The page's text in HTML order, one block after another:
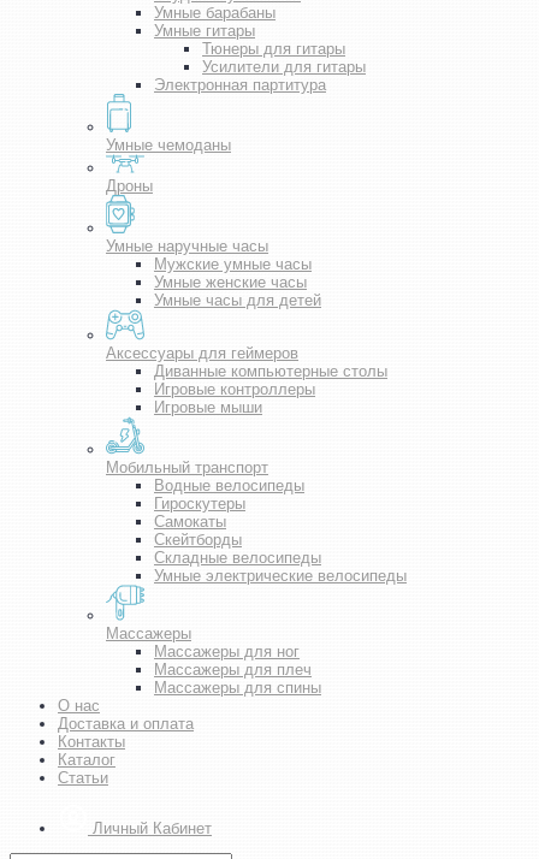
Умные барабаны
Умные гитары
Тюнеры для гитары
Усилители для гитары
Электронная партитура
Умные чемоданы
Дроны
Умные наручные часы
Мужские умные часы
Умные женские часы
Умные часы для детей
Аксессуары для геймеров
Диванные компьютерные столы
Игровые контроллеры
Игровые мыши
Мобильный транспорт
Водные велосипеды
Гироскутеры
Самокаты
Скейтборды
Складные велосипеды
Умные электрические велосипеды
Массажеры
Массажеры для ног
Массажеры для плеч
Массажеры для спины
О нас
Доставка и оплата
Контакты
Каталог
Статьи
Личный Кабинет